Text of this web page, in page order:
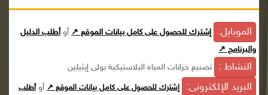
الموبايل: إشترك للحصول على كامل بيانات الموقع ↗ أوأطلب الدليل
والبرنامج ↗
النشاط : تصنيع خزانات المياه البلاستيكية بولى إيثيلين
البريد الإلكترونى: إشترك للحصول على كامل بيانات الموقع ↗ أوأطلب